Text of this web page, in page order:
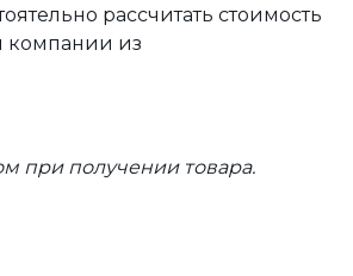
рассчитать стоимость
компании из
при получении товара.